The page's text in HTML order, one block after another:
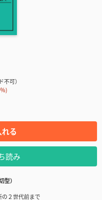
可）
)
る
読み
型）
２世代前まで